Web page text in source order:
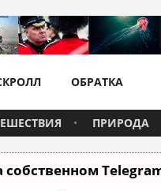
ОБРАТКА
ПРИРОДА